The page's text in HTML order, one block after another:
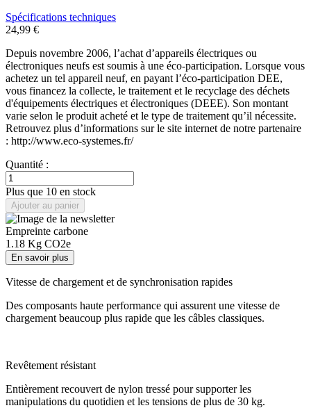
Spécifications techniques
24,99 €
Depuis novembre 2006, l’achat d’appareils électriques ou
électroniques neufs est soumis à une éco-participation. Lorsque vous
achetez un tel appareil neuf, en payant l’éco-participation DEE,
vous financez la collecte, le traitement et le recyclage des déchets
d'équipements électriques et électroniques (DEEE). Son montant
varie selon le produit acheté et le type de traitement qu’il nécessite.
Retrouvez plus d’informations sur le site internet de notre partenaire
: http://www.eco-systemes.fr/
Quantité :
Plus que 10 en stock
Ajouter au panier
Empreinte carbone
1.18 Kg CO2e
En savoir plus
Vitesse de chargement et de synchronisation rapides
Des composants haute performance qui assurent une vitesse de
chargement beaucoup plus rapide que les câbles classiques.
Revêtement résistant
Entièrement recouvert de nylon tressé pour supporter les
manipulations du quotidien et les tensions de plus de 30 kg.